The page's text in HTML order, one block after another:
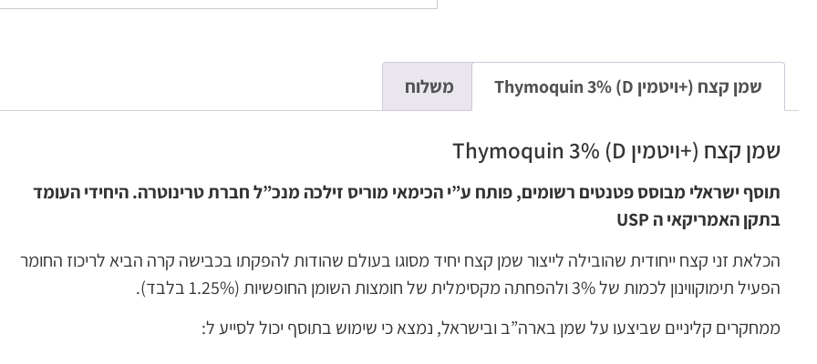
שמן קצח (+ויטמין D) Thymoquin 3% משלוח
שמן קצח (+ויטמין D) Thymoquin 3%
תוסף ישראלי מבוסס פטנטים רשומים, פותח ע”י הכימאי מוריס זילכה מנכ”ל חברת טרינוטרה. היחידי העומד
בתקן האמריקאי ה USP
הכלאת זני קצח ייחודית שהובילה לייצור שמן קצח יחיד מסוגו בעולם שהודות להפקתו בכבישה קרה הביא לריכוז החומר
הפעיל תימוקווינון לכמות של 3% ולהפחתה מקסימלית של חומצות השומן החופשיות (1.25% בלבד).
ממחקרים קליניים שביצעו על שמן בארה”ב ובישראל, נמצא כי שימוש בתוסף יכול לסייע ל: